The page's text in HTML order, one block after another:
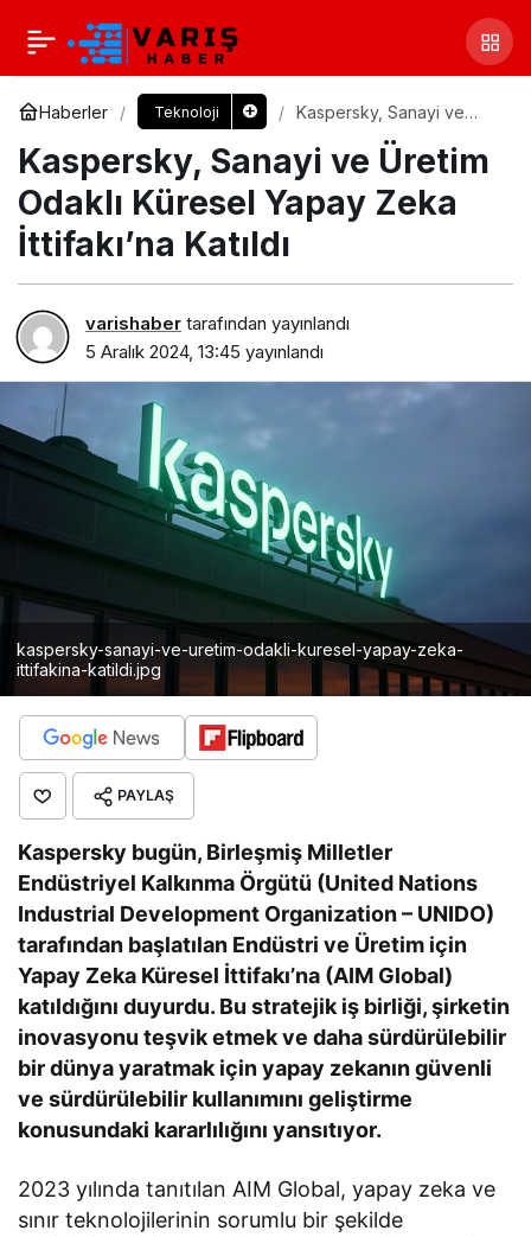
Haberler Teknoloji
Kaspersky, Sanayi ve
Yapay Zeka İttifakı’na
Katıldı
Kaspersky, Sanayi ve Üretim
Odaklı Küresel Yapay Zeka
İttifakı’na Katıldı
varishaber tarafından yayınlandı
5 Aralık 2024, 13:45 yayınlandı
kaspersky-sanayi-ve-uretim-odakli-kuresel-yapay-zeka-
ittifakina-katildi.jpg
PAYLAŞ
Kaspersky bugün, Birleşmiş Milletler
Endüstriyel Kalkınma Örgütü (United Nations
Industrial Development Organization – UNIDO)
tarafından başlatılan Endüstri ve Üretim için
Yapay Zeka Küresel İttifakı’na (AIM Global)
katıldığını duyurdu. Bu stratejik iş birliği, şirketin
inovasyonu teşvik etmek ve daha sürdürülebilir
bir dünya yaratmak için yapay zekanın güvenli
ve sürdürülebilir kullanımını geliştirme
konusundaki kararlılığını yansıtıyor.
2023 yılında tanıtılan AIM Global, yapay zeka ve
sınır teknolojilerinin sorumlu bir şekilde